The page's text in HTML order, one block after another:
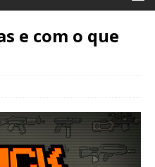
e com o que